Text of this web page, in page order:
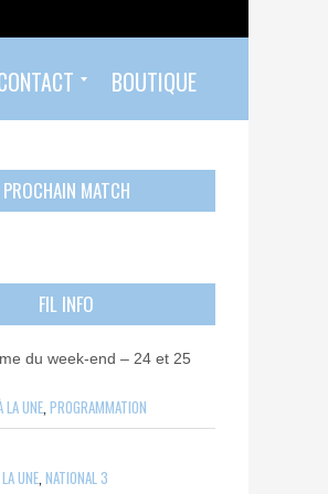
BOUTIQUE
PROCHAIN MATCH
FIL INFO
du week-end – 24 et 25
LA UNE,PROGRAMMATION
UNE,NATIONAL 3